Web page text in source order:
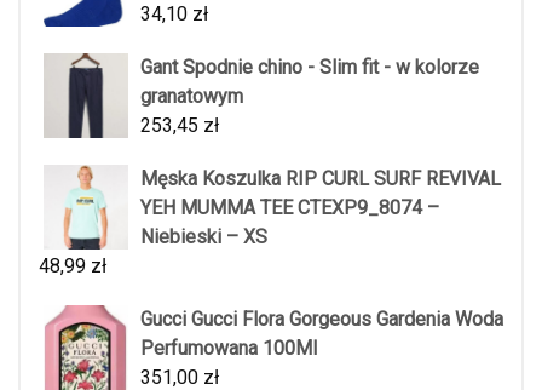
34,10 zł
Gant Spodnie chino - Slim fit - w kolorze
granatowym
253,45 zł
Męska Koszulka RIP CURL SURF REVIVAL
YEH MUMMA TEE CTEXP9_8074 –
Niebieski – XS
48,99 zł
Gucci Gucci Flora Gorgeous Gardenia Woda
Perfumowana 100Ml
351,00 zł